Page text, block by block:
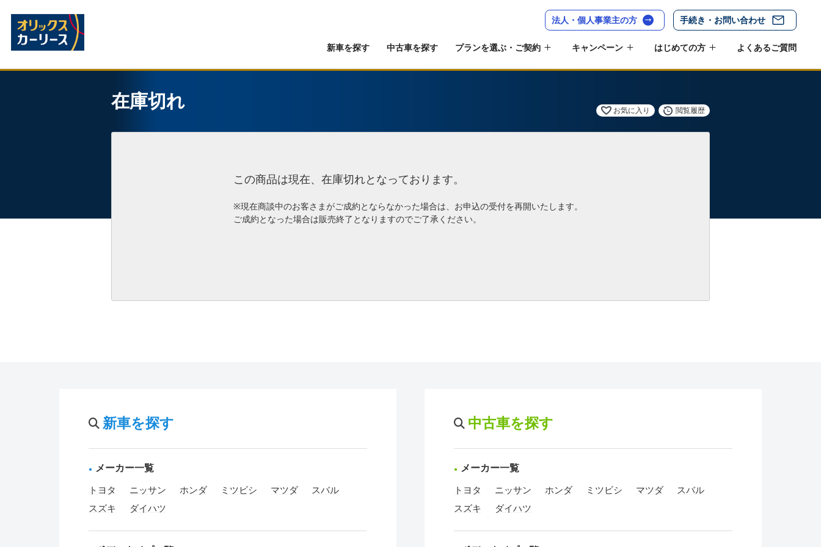
法人・個人事業主の方 手続き・お問い合わせ
新車を探す 中古車を探す プランを選ぶ・ご契約 キャンペーン はじめての方 よくあるご質問
在庫切れ お気に入り 閲覧履歴
この商品は現在、在庫切れとなっております。
※現在商談中のお客さまがご成約とならなかった場合は、お申込の受付を再開いたします。
ご成約となった場合は販売終了となりますのでご了承ください。
新車を探す
メーカー一覧
トヨタ ニッサン ホンダ ミツビシ マツダ
スバル
スズキ
ダイハツ
中古車を探す
メーカー一覧
トヨタ ニッサン ホンダ ミツビシ マツダ
スバル
スズキ
ダイハツ